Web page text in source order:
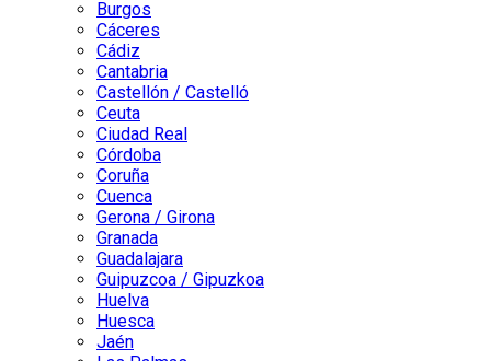
Burgos
Cáceres
Cádiz
Cantabria
Castellón / Castelló
Ceuta
Ciudad Real
Córdoba
Coruña
Cuenca
Gerona / Girona
Granada
Guadalajara
Guipuzcoa / Gipuzkoa
Huelva
Huesca
Jaén